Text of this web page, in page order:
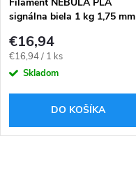
signálna biela 1 kg 1,75 mm
€16,94
Jednotková
cena:
€16,94 / 1 ks
Skladom
DO KOŠÍKA